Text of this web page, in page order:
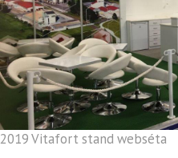
2019 Vitafort stand webséta